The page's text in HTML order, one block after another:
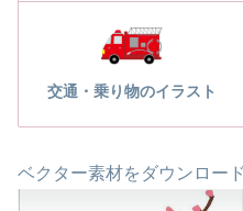
交通・乗り物のイラスト
ベクター素材をダウンロー